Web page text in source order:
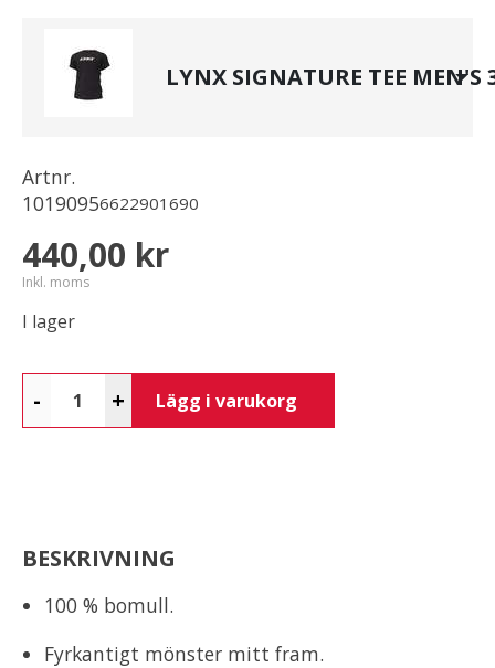
LYNX SIGNATURE TEE MEN'S
Artnr.
10190956622901690
440,00 kr
Inkl. moms
I lager
- + Lägg i varukorg
BESKRIVNING
100 % bomull.
Fyrkantigt mönster mitt fram.